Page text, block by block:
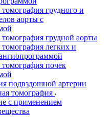
грудного и
аорты с
грудной аорты
легких и
почек
подвздошной артерии
томография
с применением